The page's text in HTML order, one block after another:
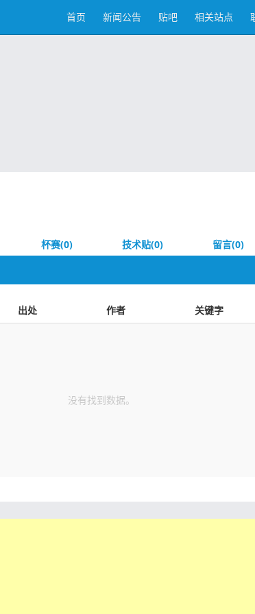
首页 新闻公告 贴吧 相关站点
杯赛(0) 技术贴(0) 留言(0)
出处 作者 关键字
没有找到数据。